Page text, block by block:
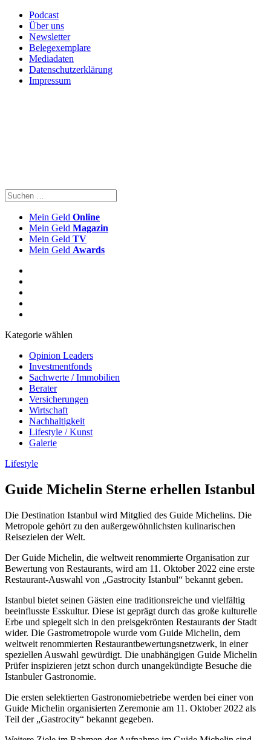
Podcast
Über uns
Newsletter
Belegexemplare
Mediadaten
Datenschutzerklärung
Impressum
Mein Geld Online
Mein Geld Magazin
Mein Geld TV
Mein Geld Awards
Kategorie wählen
Opinion Leaders
Investmentfonds
Sachwerte / Immobilien
Berater
Versicherungen
Wirtschaft
Nachhaltigkeit
Lifestyle / Kunst
Galerie
Lifestyle
Guide Michelin Sterne erhellen Istanbul
Die Destination Istanbul wird Mitglied des Guide Michelins. Die
Metropole gehört zu den außergewöhnlichsten kulinarischen
Reisezielen der Welt.
Der Guide Michelin, die weltweit renommierte Organisation zur
Bewertung von Restaurants, wird am 11. Oktober 2022 eine erste
Restaurant-Auswahl von „Gastrocity Istanbul“ bekannt geben.
Istanbul bietet seinen Gästen eine traditionsreiche und vielfältig
beeinflusste Esskultur. Diese ist geprägt durch das große kulturelle
Erbe und spiegelt sich in den preisgekrönten Restaurants der Stadt
wider. Die Gastrometropole wurde vom Guide Michelin, dem
weltweit renommierten Restaurantbewertungsnetzwerk, in einer
speziellen Auswahl gewürdigt. Die unabhängigen Guide Michelin
Prüfer inspizieren jetzt schon durch unangekündigte Besuche die
Istanbuler Gastronomie.
Die ersten selektierten Gastronomiebetriebe werden bei einer von
Guide Michelin organisierten Zeremonie am 11. Oktober 2022 als
Teil der „Gastrocity“ bekannt gegeben.